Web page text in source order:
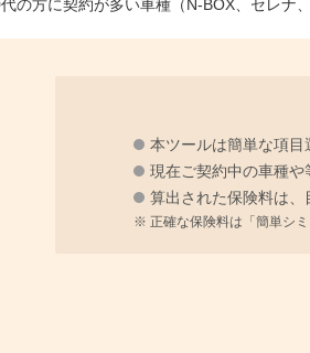
の方に契約が多い車種（N-BOX、セレナ
本ツールは簡単な項
現在ご契約中の車種
算出された保険料は
正確な保険料は「簡単シ